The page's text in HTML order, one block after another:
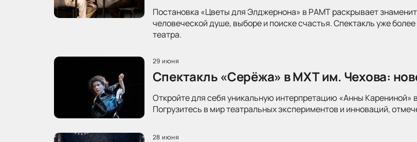
Постановка «Цветы для Элджернона» в РАМТ раскрывает
человеческой душе, выборе и поиске счастья. Спектакль уже
театра.
29 июня
Спектакль «Серёжа» в МХТ им. Чехова:
Откройте для себя уникальную интерпретацию «Анны
Погрузитесь в мир театральных экспериментов и инноваций,
28 июня